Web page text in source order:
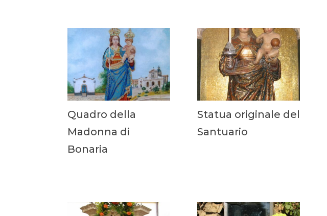
Quadro della
Madonna di
Bonaria
Statua originale del
Santuario